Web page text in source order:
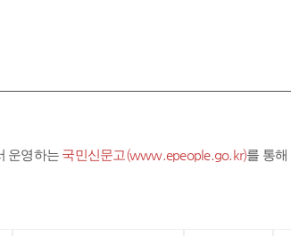
운영하는 국민신문고(www.epeople.go.kr)를 통해